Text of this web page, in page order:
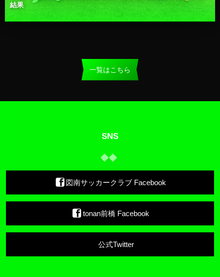
結果
一覧はこちら
SNS
図南サッカークラブ Facebook
tonan前橋 Facebook
公式Twitter